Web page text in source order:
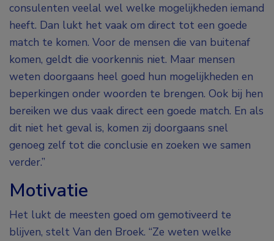
consulenten veelal wel welke mogelijkheden iemand
heeft. Dan lukt het vaak om direct tot een goede
match te komen. Voor de mensen die van buitenaf
komen, geldt die voorkennis niet. Maar mensen
weten doorgaans heel goed hun mogelijkheden en
beperkingen onder woorden te brengen. Ook bij hen
bereiken we dus vaak direct een goede match. En als
dit niet het geval is, komen zij doorgaans snel
genoeg zelf tot die conclusie en zoeken we samen
verder.”
Motivatie
Het lukt de meesten goed om gemotiveerd te
blijven, stelt Van den Broek. “Ze weten welke